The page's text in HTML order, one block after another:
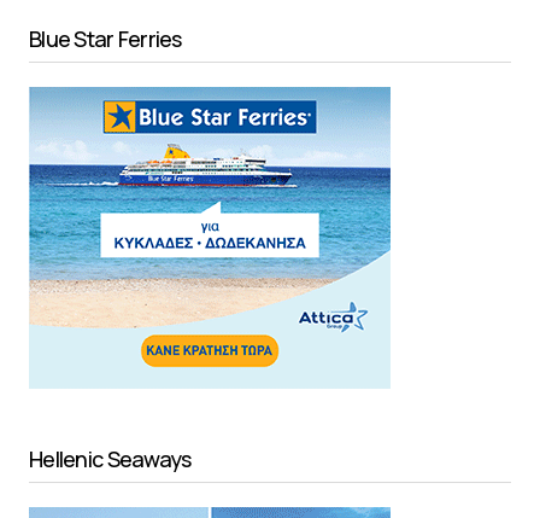
Blue Star Ferries
Hellenic Seaways